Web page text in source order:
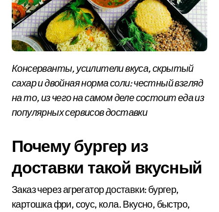
Консерванты, усилители вкуса, скрытый
сахар и двойная норма соли: честный взгляд
на то, из чего на самом деле состоит еда из
популярных сервисов доставки
Почему бургер из
доставки такой вкусный
Заказ через агрегатор доставки: бургер,
картошка фри, соус, кола. Вкусно, быстро,